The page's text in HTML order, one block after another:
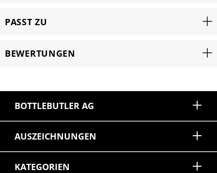
PASST ZU
BEWERTUNGEN
BOTTLEBUTLER AG
AUSZEICHNUNGEN
KATEGORIEN